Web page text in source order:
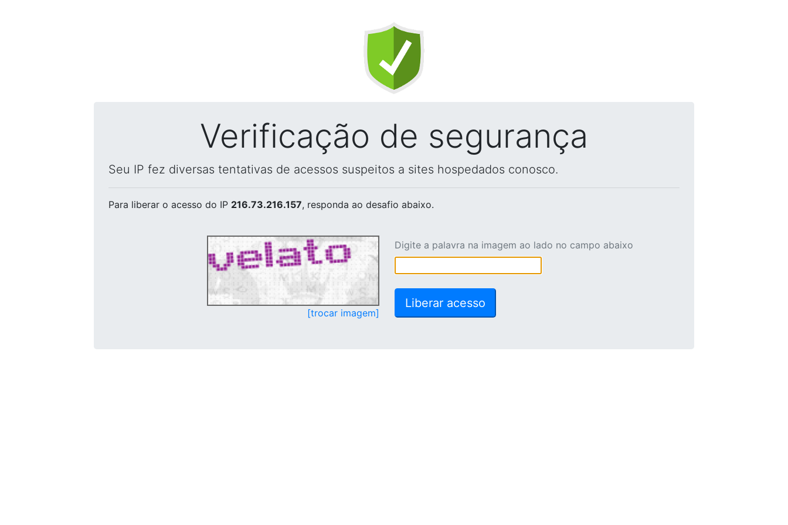
Verificação de segurança
Seu IP fez diversas tentativas de acessos suspeitos a sites hospedados conosco.
Para liberar o acesso do IP 216.73.216.157, responda ao desafio abaixo.
[trocar imagem]
Digite a palavra na imagem ao lado no campo abaixo